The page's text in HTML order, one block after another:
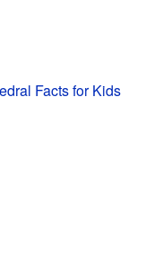
Facts for Kids